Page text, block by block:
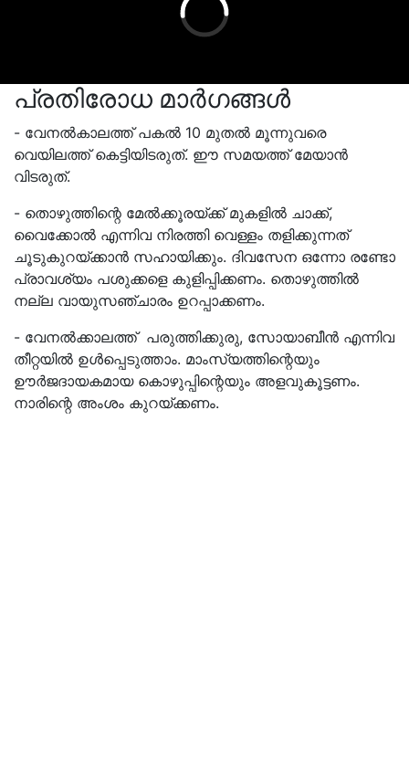
പ്രതിരോധ മാർഗങ്ങൾ
- വേനൽകാലത്ത്‌ പകൽ 10 മുതൽ മൂന്നുവരെ
വെയിലത്ത് കെട്ടിയിടരുത്. ഈ സമയത്ത്‌ മേയാൻ
വിടരുത്.
- തൊഴുത്തിന്റെ മേൽക്കൂരയ്ക്ക് മുകളിൽ ചാക്ക്,
വൈക്കോൽ എന്നിവ നിരത്തി വെള്ളം തളിക്കുന്നത്
ചൂടുകുറയ്ക്കാൻ സഹായിക്കും. ദിവസേന ഒന്നോ രണ്ടോ
പ്രാവശ്യം പശുക്കളെ കുളിപ്പിക്കണം. തൊഴുത്തിൽ
നല്ല വായുസഞ്ചാരം ഉറപ്പാക്കണം.
- വേനൽക്കാലത്ത്‌ പരുത്തിക്കുരു, സോയാബീൻ എന്നിവ
തീറ്റയിൽ ഉൾപ്പെടുത്താം. മാംസ്യത്തിന്റെയും
ഊർജദായകമായ കൊഴുപ്പിന്റെയും അളവുകൂട്ടണം.
നാരിന്റെ അംശം കുറയ്‌ക്കണം.